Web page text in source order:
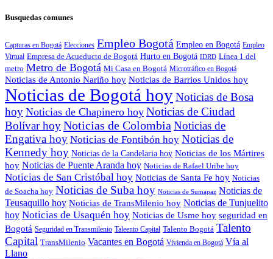
Busquedas comunes
Capturas en Bogotá Elecciones Empleo Bogotá Empleo en Bogotá Empleo
Virtual Empresa de Acueducto de Bogotá Hurto en Bogotá IDRD Línea 1 del
metro Metro de Bogotá Mi Casa en Bogotá Microtráfico en Bogotá
Noticias de Antonio Nariño hoy Noticias de Barrios Unidos hoy
Noticias de Bogotá hoyNoticias de Bosa
hoy Noticias de Chapinero hoy Noticias de Ciudad
Bolívar hoyNoticias de Colombia Noticias de
Engativa hoy Noticias de Fontibón hoy Noticias de
Kennedy hoy Noticias de la Candelaria hoy Noticias de los Mártires
hoy Noticias de Puente Aranda hoy Noticias de Rafael Uribe hoy
Noticias de San Cristóbal hoy Noticias de Santa Fe hoy Noticias
de Soacha hoy Noticias de Suba hoy Noticias de Sumapaz Noticias de
Teusaquillo hoy Noticias de TransMilenio hoy Noticias de Tunjuelito
hoy Noticias de Usaquén hoy Noticias de Usme hoy seguridad en
Bogotá Seguridad en Transmilenio Taleento Capital Talento Bogotá Talento
Capital TransMilenio Vacantes en Bogotá Vivienda en Bogotá Vía al
Llano